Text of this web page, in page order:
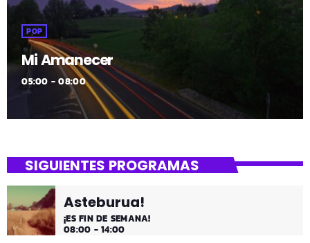
POP
Mi Amanecer
05:00 - 08:00
SIGUIENTES PROGRAMAS
Asteburua!
¡ES FIN DE SEMANA!
08:00 - 14:00